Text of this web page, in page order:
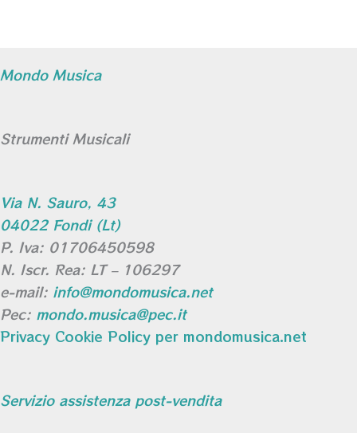
Mondo Musica
Strumenti Musicali
Via N. Sauro, 43
04022 Fondi (Lt)
P. Iva: 01706450598
N. Iscr. Rea: LT – 106297
e-mail: info@mondomusica.net
Pec: mondo.musica@pec.it
Privacy Cookie Policy per mondomusica.net
Servizio assistenza post-vendita